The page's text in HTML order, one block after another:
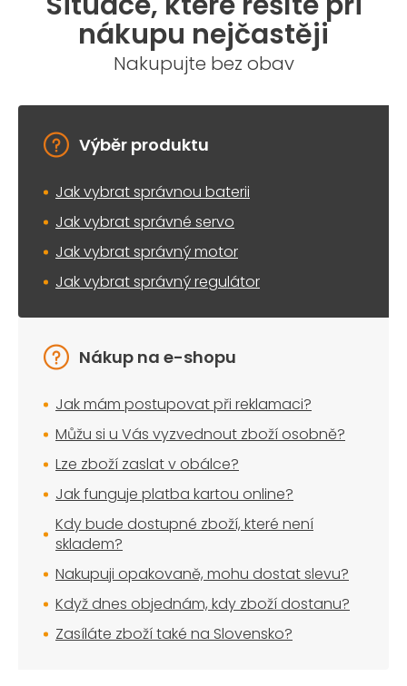
nákupu nejčastěji
Nakupujte bez obav
Výběr produktu
Jak vybrat správnou baterii
Jak vybrat správné servo
Jak vybrat správný motor
Jak vybrat správný regulátor
Nákup na e-shopu
Jak mám postupovat při reklamaci?
Můžu si u Vás vyzvednout zboží osobně?
Lze zboží zaslat v obálce?
Jak funguje platba kartou online?
Kdy bude dostupné zboží, které není
skladem?
Nakupuji opakovaně, mohu dostat slevu?
Když dnes objednám, kdy zboží dostanu?
Zasíláte zboží také na Slovensko?